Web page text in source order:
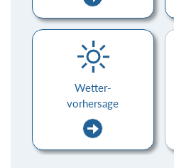
Wetter-
vorhersage